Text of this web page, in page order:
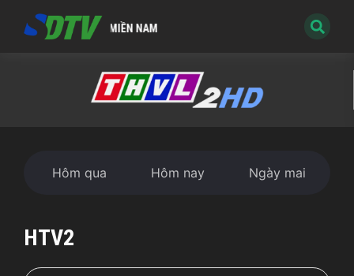
HÌNH KỸ THUẬT SỐ MIỀN NAM
HTV2
Hôm qua Hôm nay Ngày mai